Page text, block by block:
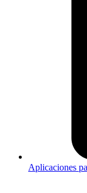
Aplicaciones